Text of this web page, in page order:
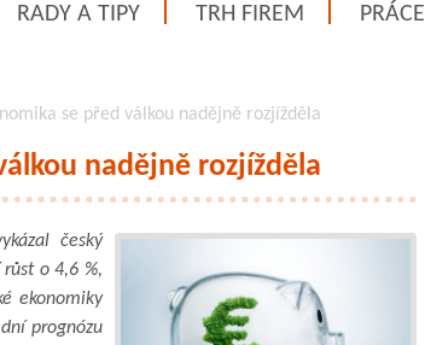
RADY A TIPY TRH FIREM PRÁCE
se před válkou nadějně rozjížděla
nadějně rozjížděla
český
o 4,6 %,
ekonomiky
prognózu